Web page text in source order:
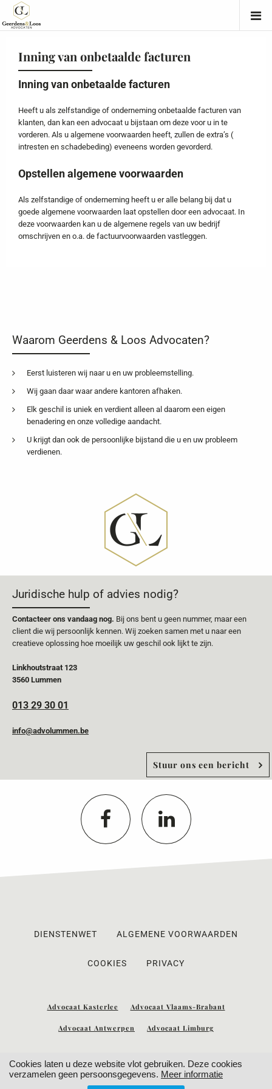
Inning van onbetaalde facturen
Inning van onbetaalde facturen
Heeft u als zelfstandige of onderneming onbetaalde facturen van
klanten, dan kan een advocaat u bijstaan om deze voor u in te
vorderen. Als u algemene voorwaarden heeft, zullen de extra’s (
intresten en schadebeding) eveneens worden gevorderd.
Opstellen algemene voorwaarden
Als zelfstandige of onderneming heeft u er alle belang bij dat u
goede algemene voorwaarden laat opstellen door een advocaat. In
deze voorwaarden kan u de algemene regels van uw bedrijf
omschrijven en o.a. de factuurvoorwaarden vastleggen.
Waarom Geerdens & Loos Advocaten?
Eerst luisteren wij naar u en uw probleemstelling.
Wij gaan daar waar andere kantoren afhaken.
Elk geschil is uniek en verdient alleen al daarom een eigen
benadering en onze volledige aandacht.
U krijgt dan ook de persoonlijke bijstand die u en uw probleem
verdienen.
Juridische hulp of advies nodig?
Contacteer ons vandaag nog. Bij ons bent u geen nummer, maar een
client die wij persoonlijk kennen. Wij zoeken samen met u naar een
creatieve oplossing hoe moeilijk uw geschil ook lijkt te zijn.
Linkhoutstraat 123
3560 Lummen
013 29 30 01
info@advolummen.be
Stuur ons een bericht
DIENSTENWET ALGEMENE VOORWAARDEN
COOKIES PRIVACY
Advocaat Kasterlee Advocaat Vlaams-Brabant
Advocaat Antwerpen Advocaat Limburg
Cookies laten u deze website vlot gebruiken. Deze cookies
verzamelen geen persoonsgegevens. Meer informatie